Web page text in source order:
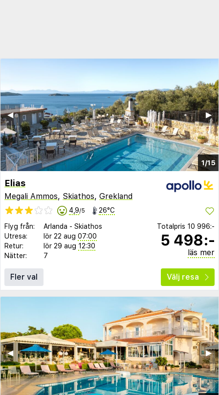
1/15
▶︎
◀︎
Elias
Megali Ammos, Skiathos, Grekland
4,9/5 26°C
Flyg från: Arlanda - Skiathos
Utresa:
lör 22 aug 07:00
Retur:
lör 29 aug 12:30
Nätter:
7
Totalpris 10 996:-
5 498:-
läs mer
Fler val Välj resa
▶︎
◀︎